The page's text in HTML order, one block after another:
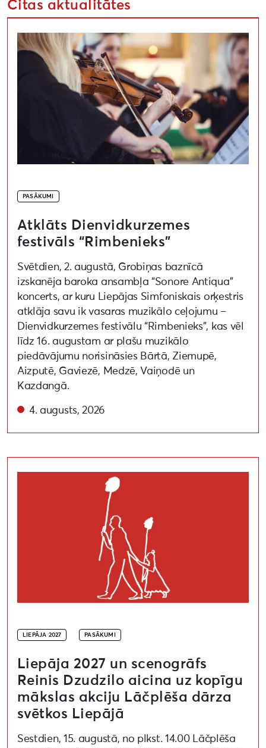
Citas aktualitātes
PASĀKUMI
Atklāts Dienvidkurzemes
festivāls “Rimbenieks”
Svētdien, 2. augustā, Grobiņas baznīcā
izskanēja baroka ansambļa “Sonore Antiqua”
koncerts, ar kuru Liepājas Simfoniskais orķestris
atklāja savu ik vasaras muzikālo ceļojumu –
Dienvidkurzemes festivālu “Rimbenieks”, kas vēl
līdz 16. augustam ar plašu muzikālo
piedāvājumu norisināsies Bārtā, Ziemupē,
Aizputē, Gaviezē, Medzē, Vaiņodē un
Kazdangā.
4. augusts, 2026
LIEPĀJA 2027 PASĀKUMI
Liepāja 2027 un scenogrāfs
Reinis Dzudzilo aicina uz kopīgu
mākslas akciju Lāčplēša dārza
svētkos Liepājā
Sestdien, 15. augustā, no plkst. 14.00 Lāčplēša